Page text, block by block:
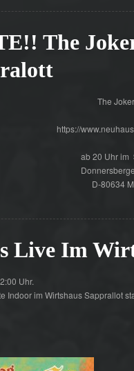
The
The
https://
ab 20 Uhr im
D-80634
Live Im
Uhr.
Indoor im Wirtshaus Sapprallot